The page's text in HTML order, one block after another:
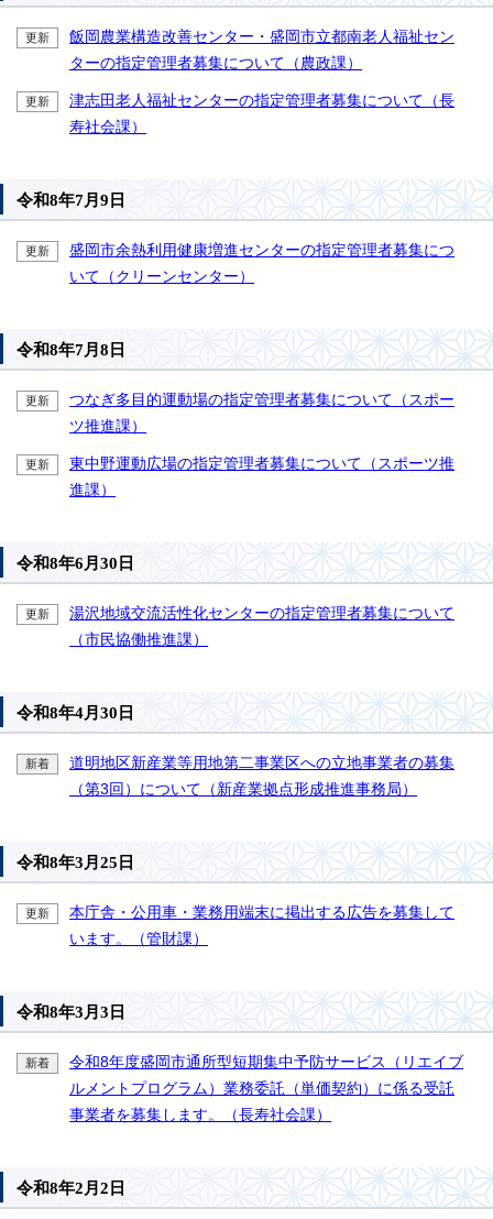
更新
飯岡農業構造改善センター・盛岡市立都南老人福祉セン
ターの指定管理者募集について（農政課）
更新
津志田老人福祉センターの指定管理者募集について（長
寿社会課）
令和8年7月9日
更新
盛岡市余熱利用健康増進センターの指定管理者募集につ
いて（クリーンセンター）
令和8年7月8日
更新
つなぎ多目的運動場の指定管理者募集について（スポー
ツ推進課）
更新
東中野運動広場の指定管理者募集について（スポーツ推
進課）
令和8年6月30日
更新
湯沢地域交流活性化センターの指定管理者募集について
（市民協働推進課）
令和8年4月30日
新着
道明地区新産業等用地第二事業区への立地事業者の募集
（第3回）について（新産業拠点形成推進事務局）
令和8年3月25日
更新
本庁舎・公用車・業務用端末に掲出する広告を募集して
います。（管財課）
令和8年3月3日
新着
令和8年度盛岡市通所型短期集中予防サービス（リエイブ
ルメントプログラム）業務委託（単価契約）に係る受託
事業者を募集します。（長寿社会課）
令和8年2月2日